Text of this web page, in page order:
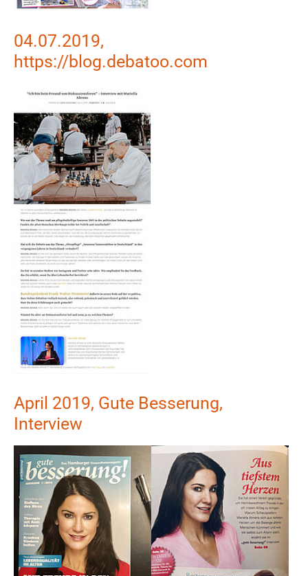
04.07.2019,
https://blog.debatoo.com
Show larger version
April 2019, Gute Besserung,
Interview
Show larger version Show larger version